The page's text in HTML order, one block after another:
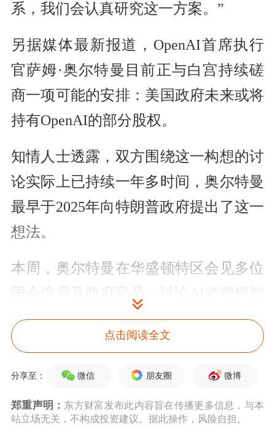
系，我们会认真研究这一方案。”
另据媒体最新报道，OpenAI首席执行
官萨姆·奥尔特曼目前正与白宫持续磋
商一项可能的安排：美国政府未来或将
持有OpenAI的部分股权。
知情人士透露，双方围绕这一构想的讨
论实际上已持续一年多时间，奥尔特曼
最早于2025年向特朗普政府提出了这一
想法。
本周，奥尔特曼在华盛顿特区会见多位
国会议员及政府官员，讨论AI监管框架
以及技术的最新进展，而有关政府持股
的谈判也在同步推进。
作为潜在协议的一部分，OpenAI可能
向美国政府捐赠股权，用于注资该公司
点击阅读全文
分享至： 微信 朋友圈 微博
郑重声明： 东方财富发布此内容旨在传播更多信息，与本
站立场无关，不构成投资建议。据此操作，风险自担。